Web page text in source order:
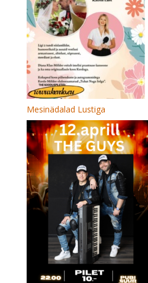
Mesinädalad Lustiga